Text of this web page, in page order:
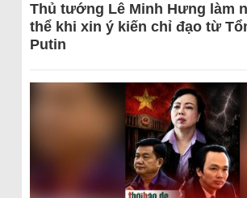
Thủ tướng Lê Minh Hưng làm
thể khi xin ý kiến chỉ đạo từ
Putin